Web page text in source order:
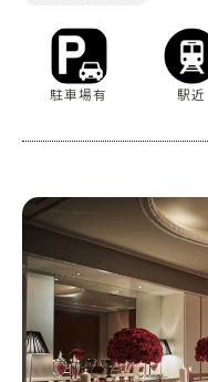
駐車場有 駅近